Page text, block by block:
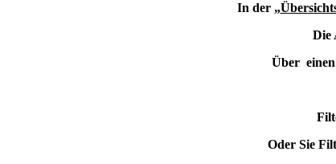
In der „
Die
Über einen
Oder Sie